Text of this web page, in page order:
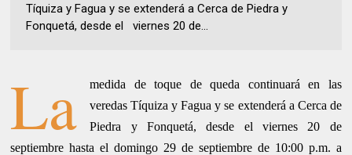
Tíquiza y Fagua y se extenderá a Cerca de Piedra y
Fonquetá, desde el viernes 20 de...
La
medida de toque de queda continuará en las
veredas Tíquiza y Fagua y se extenderá a Cerca de
Piedra y Fonquetá, desde el
viernes 20 de
septiembre hasta el domingo 29 de septiembre de 10:00 p.m. a